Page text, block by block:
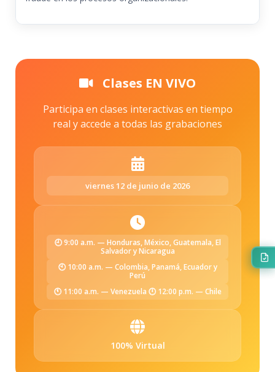
Clases EN VIVO
Participa en clases interactivas en tiempo
real y accede a todas las grabaciones
viernes 12 de junio de 2026
🕘 9:00 a.m. — Honduras, México, Guatemala, El
Salvador y Nicaragua
🕙 10:00 a.m. — Colombia, Panamá, Ecuador y
Perú
🕚 11:00 a.m. — Venezuela 🕛 12:00 p.m. — Chile
100% Virtual